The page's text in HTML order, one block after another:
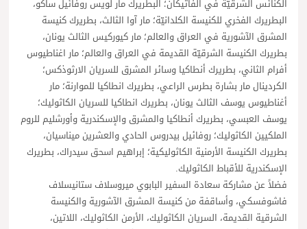
الكنائس الشرقيّة في الفاتيكان؛ البطريرك مار لويس روفائيل ساكو،
البطريرك الفخري للكنيسة الكلدانيّة؛ مار آوا الثالث، بطريرك كنيسة
المشرق الآشورية في العراق والعالم؛ مار كيوركيس الثالث يونان،
بطريرك الكنيسة الشرقيّة القديمة في العراق والعالم؛ مار اغناطيوس
أفرام الثاني، بطريرك أنطاكيا وسائر المشرق للسريان الارثوذكس؛
الكردينال مار بشارة بطرس الراعي، بطريرك انطاكيا للموارنة؛ مار
أغناطيوس يوسف الثالث يونان، بطريرك انطاكيا للسريان الكاثوليك؛
يوسف العبسي، بطريرك أنطاكيا والمشرق والإسكندرية وأورشليم للروم
الملكيين الكاثوليك؛ روفائيل بيدروس الحادي والعشرين ميناسيان،
بطريرك الكنيسة الأرمنية الكاثوليكية؛ إبراهيم اسحق سيدراك، بطريرك
الإسكندرية للأقباط الكاثوليك.
فضلاً عن مشاركة سعادة السفير البابوي ميروسلاف ستانيسلاف
فاشوفسكي، وأساقفة من كنيسة المشرق الآشورية والكنيسة
الشرقية القديمة، السريان الكاثوليك، الأرمن الكاثوليك، اللاتين،